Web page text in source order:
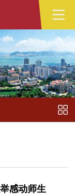
感动师生